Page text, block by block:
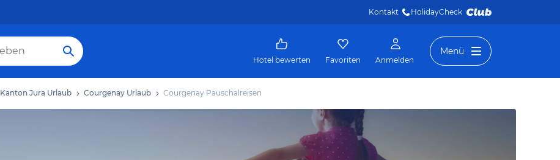
Kontakt HolidayCheck
Hotel bewerten Favoriten Anmelden
Menü
Kanton Jura Urlaub Courgenay Urlaub Courgenay Pauschalreisen